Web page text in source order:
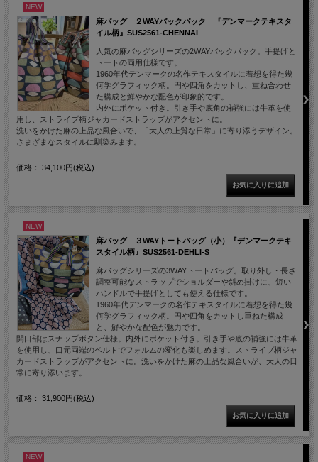
NEW
麻バッグ ２WAYバックパック 『デンマークテキスタ
イル柄』SUS2561-CHENNAI
人気の麻バッグシリーズの2WAYバックパック。手提げと
トートの両用仕様です。
1960年代デンマークの名作テキスタイルに着想を得た幾
何学グラフィック柄。円や四角をカットし、重ね合わせ
た構成と鮮やかな配色が印象的です。
内外にポケット付き。引き手や底角の補強には牛革を使
用し、ストライプ柄ジャカードストラップがアクセントに。
洗いをかけた麻の上品な風合いで、「大人の上質な日常」に寄り添うデザイン。
さまざまなスタイルに馴染みます。
価格： 34,100円(税込)
NEW
麻バッグ ３WAYトートバッグ（小）『デンマークテキ
スタイル柄』SUS2561-DEHLI-S
麻バッグシリーズの3WAYトートバッグ。取り外し・長さ
調整可能なストラップでショルダーや斜め掛けに、短い
ハンドルで手提げとしても使える仕様です。
1960年代デンマークの名作テキスタイルに着想を得た幾
何学グラフィック柄。円や四角をカットし重ねた構成
と、鮮やかな配色が魅力です。
開口部はスナップボタン仕様。内外にポケット付き。引き手や底の補強には牛革
を使用し、口元両端のベルトでフォルムの変化も楽しめます。ストライプ柄ジャ
カードストラップがアクセントに。洗いをかけた麻の上品な風合いが、大人の日
常に寄り添います。
価格： 31,900円(税込)
NEW